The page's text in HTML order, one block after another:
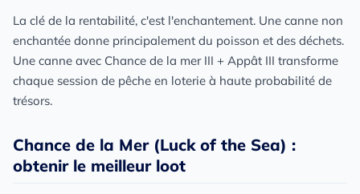
La clé de la rentabilité, c'est l'enchantement. Une canne non
enchantée donne principalement du poisson et des déchets.
Une canne avec Chance de la mer III + Appât III transforme
chaque session de pêche en loterie à haute probabilité de
trésors.
Chance de la Mer (Luck of the Sea) :
obtenir le meilleur loot